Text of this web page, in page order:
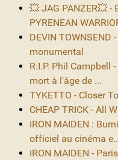
💥 JAG PANZER💥 -
PYRENEAN
DEVIN TOWNSEND
monumental
R.I.P. Phil Campbell
mort à l'âge de ...
TYKETTO - Closer
CHEAP TRICK - All
IRON MAIDEN :
officiel au cinéma
IRON MAIDEN -